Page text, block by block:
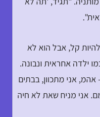
קל, אבל הוא לא
ילדה אחראית ונבונה.
אהמ, אני מתכוון, בבתים
אני מניח שאת לא חיה